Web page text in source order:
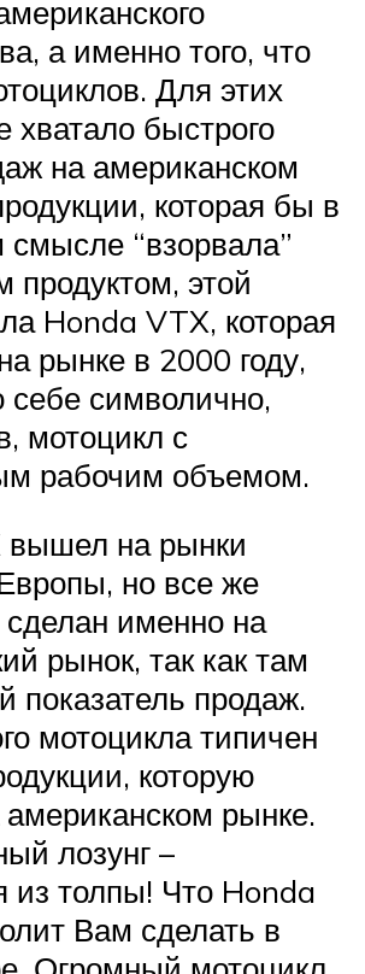
а именно того, что
Для этих
хватало быстрого
на американском
которая бы в
смысле “взорвала”
продуктом, этой
Honda VTX, которая
рынке в 2000 году,
себе символично,
мотоцикл с
рабочим объемом.
вышел на рынки
но все же
именно на
рынок, так как там
показатель продаж.
мотоцикла типичен
которую
рынке.
лозунг –
из толпы! Что Honda
Вам сделать в